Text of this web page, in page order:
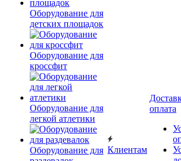
Оборудование для
детских площадок
Оборудование для
кроссфит
Оборудование для
легкой атлетики
Оборудование для Клиентам
оплата